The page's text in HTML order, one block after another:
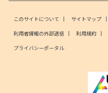
このサイトについて サイトマップ
利用者情報の外部送信
利用規約
プライバシーポータル